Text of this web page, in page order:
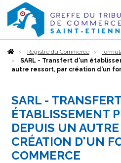
AccueilRegistre du Commerce
SARL - Transfert d'un
autre ressort, par création d'un
SARL -
ÉTABLISSEMENT
DEPUIS UN
CRÉATION D'UN
COMMERCE